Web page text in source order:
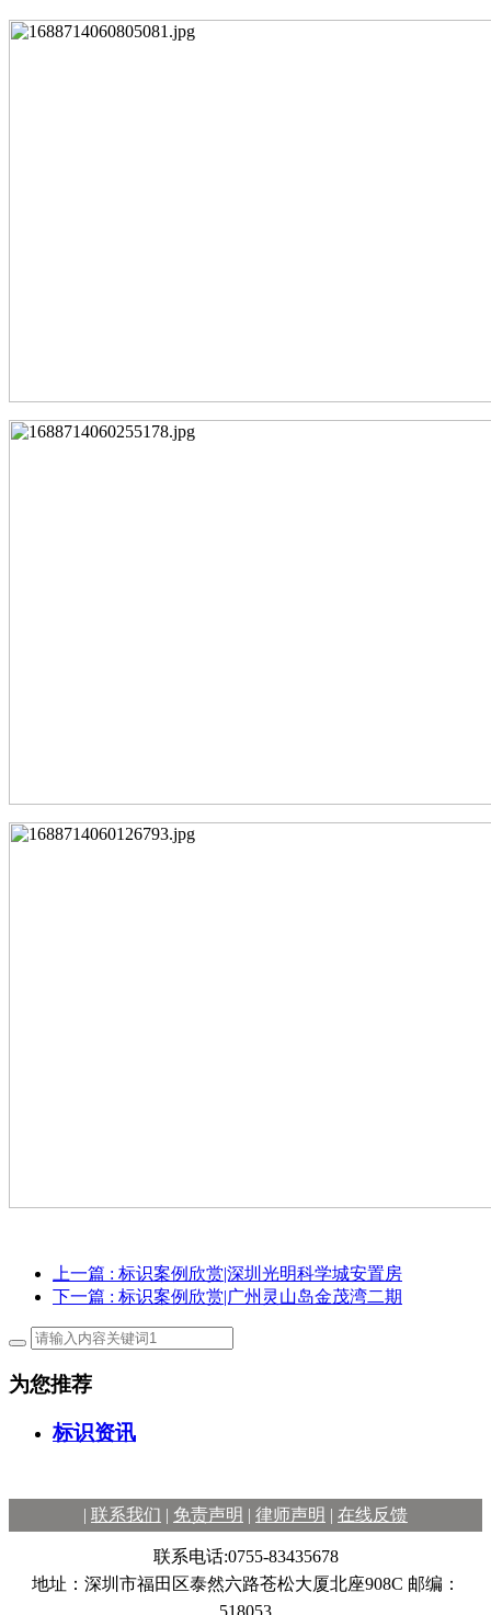
上一篇 : 标识案例欣赏|深圳光明科学城安置房
下一篇 : 标识案例欣赏|广州灵⼭岛⾦茂湾二期
为您推荐
标识资讯
| 联系我们 | 免责声明 | 律师声明 | 在线反馈
联系电话:0755-83435678
地址：深圳市福田区泰然六路苍松大厦北座908C 邮编：
518053